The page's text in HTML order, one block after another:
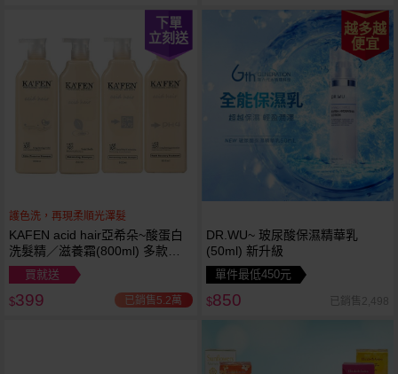
下單
立刻送
護色洗，再現柔順光澤髮
KAFEN acid hair亞希朵~酸蛋白
洗髮精／滋養霜(800ml) 多款可
選
買就送
$399 已銷售5.2萬
越多越
便宜
DR.WU~ 玻尿酸保濕精華乳
(50ml) 新升級
單件最低450元
$850 已銷售2,498